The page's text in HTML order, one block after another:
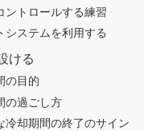
ントロールする練習
システムを利用する
ける
の目的
の過ごし方
冷却期間の終了のサイン